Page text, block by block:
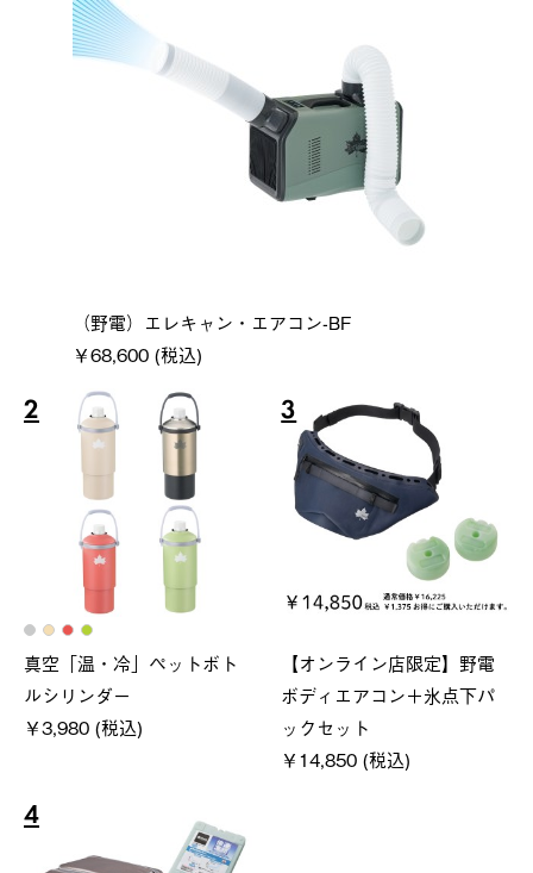
（野電）エレキャン・エアコン-BF
￥68,600 (税込)
2
真空「温・冷」ペットボト
ルシリンダー
￥3,980 (税込)
3
【オンライン店限定】野電
ボディエアコン＋氷点下パ
ックセット
￥14,850 (税込)
4